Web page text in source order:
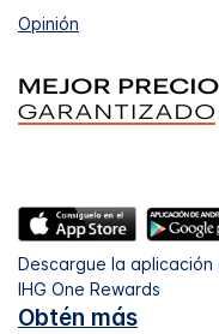
Opinión
Descargue la aplicación
IHG One Rewards
Obtén más